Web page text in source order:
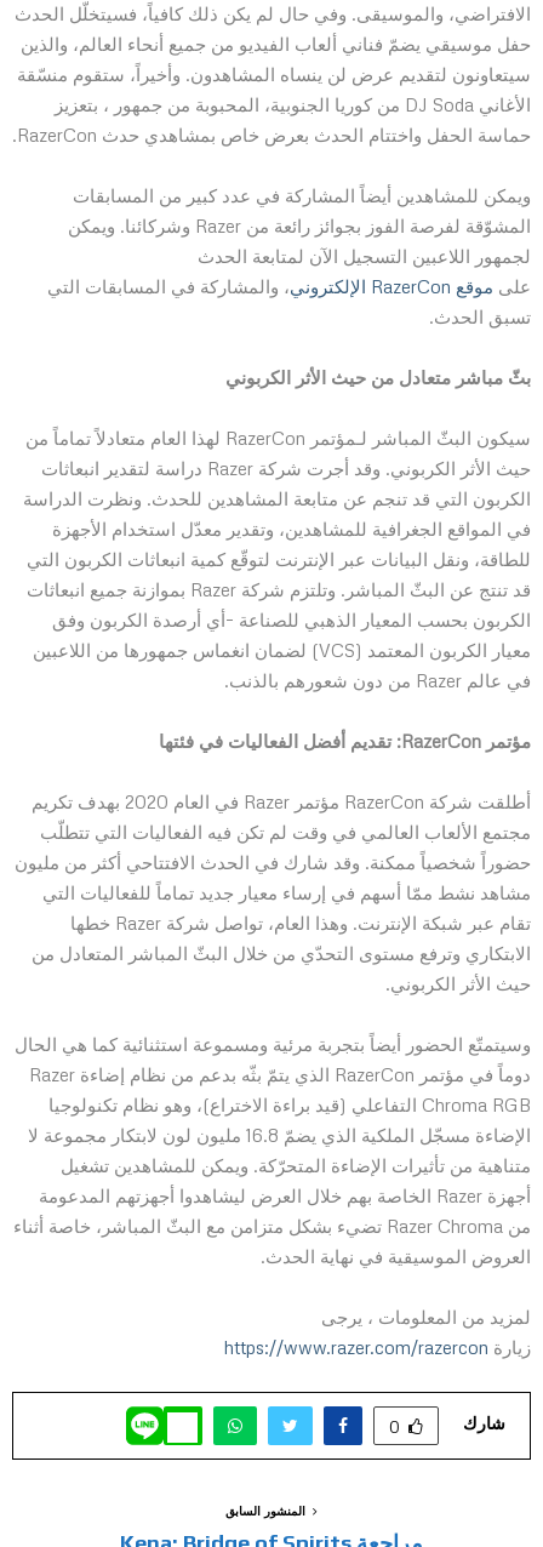
الافتراضي، والموسيقى. وفي حال لم يكن ذلك كافياً، فسيتخلّل الحدث
حفل موسيقي يضمّ فناني ألعاب الفيديو من جميع أنحاء العالم، والذين
سيتعاونون لتقديم عرض لن ينساه المشاهدون. وأخيراً، ستقوم منسّقة
الأغاني DJ Soda من كوريا الجنوبية، المحبوبة من جمهور ، بتعزيز
حماسة الحفل واختتام الحدث بعرض خاص بمشاهدي حدث RazerCon.
ويمكن للمشاهدين أيضاً المشاركة في عدد كبير من المسابقات
المشوّقة لفرصة الفوز بجوائز رائعة من Razer وشركائنا. ويمكن
لجمهور اللاعبين التسجيل الآن لمتابعة الحدث
على موقع RazerCon الإلكتروني
، والمشاركة في المسابقات التي
تسبق الحدث.
بثّ مباشر متعادل من حيث الأثر الكربوني
سيكون البثّ المباشر لـمؤتمر RazerCon لهذا العام متعادلاً تماماً من
حيث الأثر الكربوني. وقد أجرت شركة Razer دراسة لتقدير انبعاثات
الكربون التي قد تنجم عن متابعة المشاهدين للحدث. ونظرت الدراسة
في المواقع الجغرافية للمشاهدين، وتقدير معدّل استخدام الأجهزة
للطاقة، ونقل البيانات عبر الإنترنت لتوقّع كمية انبعاثات الكربون التي
قد تنتج عن البثّ المباشر. وتلتزم شركة Razer بموازنة جميع انبعاثات
الكربون بحسب المعيار الذهبي للصناعة –أي أرصدة الكربون وفق
معيار الكربون المعتمد (VCS) لضمان انغماس جمهورها من اللاعبين
في عالم Razer من دون شعورهم بالذنب.
مؤتمر RazerCon: تقديم أفضل الفعاليات في فئتها
أطلقت شركة RazerCon مؤتمر Razer في العام 2020 بهدف تكريم
مجتمع الألعاب العالمي في وقت لم تكن فيه الفعاليات التي تتطلّب
حضوراً شخصياً ممكنة. وقد شارك في الحدث الافتتاحي أكثر من مليون
مشاهد نشط ممّا أسهم في إرساء معيار جديد تماماً للفعاليات التي
تقام عبر شبكة الإنترنت. وهذا العام، تواصل شركة Razer خطها
الابتكاري وترفع مستوى التحدّي من خلال البثّ المباشر المتعادل من
حيث الأثر الكربوني.
وسيتمتّع الحضور أيضاً بتجربة مرئية ومسموعة استثنائية كما هي الحال
دوماً في مؤتمر RazerCon الذي يتمّ بثّه بدعم من نظام إضاءة Razer
Chroma RGB التفاعلي (قيد براءة الاختراع)، وهو نظام تكنولوجيا
الإضاءة مسجّل الملكية الذي يضمّ 16.8 مليون لون لابتكار مجموعة لا
متناهية من تأثيرات الإضاءة المتحرّكة. ويمكن للمشاهدين تشغيل
أجهزة Razer الخاصة بهم خلال العرض ليشاهدوا أجهزتهم المدعومة
من Razer Chroma تضيء بشكل متزامن مع البثّ المباشر، خاصة أثناء
العروض الموسيقية في نهاية الحدث.
لمزيد من المعلومات ، يرجى
زيارة https://www.razer.com/razercon
شارك 0
المنشور السابق